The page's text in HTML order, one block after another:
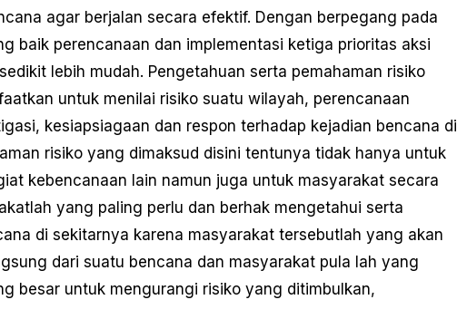
agar berjalan secara efektif. Dengan berpegang pada
baik perencanaan dan implementasi ketiga prioritas aksi
lebih mudah. Pengetahuan serta pemahaman risiko
untuk menilai risiko suatu wilayah, perencanaan
kesiapsiagaan dan respon terhadap kejadian bencana di
risiko yang dimaksud disini tentunya tidak hanya untuk
kebencanaan lain namun juga untuk masyarakat secara
yang paling perlu dan berhak mengetahui serta
di sekitarnya karena masyarakat tersebutlah yang akan
dari suatu bencana dan masyarakat pula lah yang
besar untuk mengurangi risiko yang ditimbulkan,